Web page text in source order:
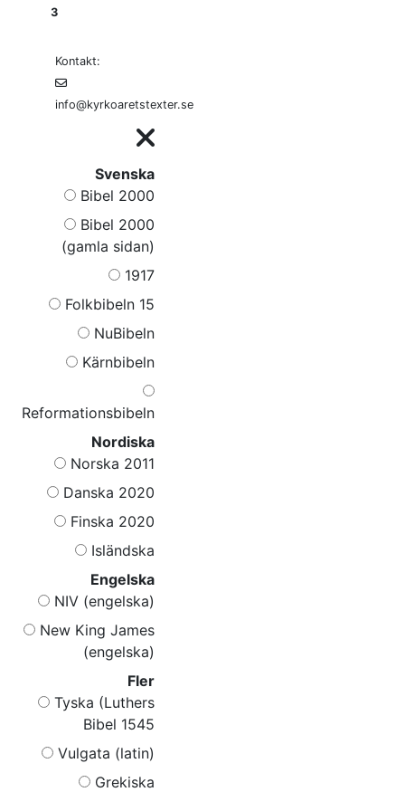
3
Kontakt:
info@kyrkoaretstexter.se
Svenska
Bibel 2000
Bibel 2000
(gamla sidan)
1917
Folkbibeln 15
NuBibeln
Kärnbibeln
Reformationsbibeln
Nordiska
Norska 2011
Danska 2020
Finska 2020
Isländska
Engelska
NIV (engelska)
New King James
(engelska)
Fler
Tyska (Luthers
Bibel 1545
Vulgata (latin)
Grekiska